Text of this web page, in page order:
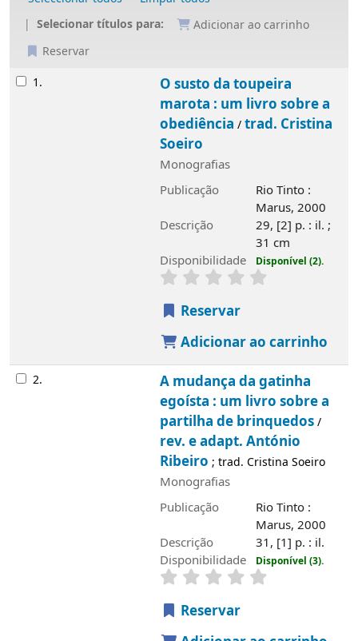
Selecionar títulos para:
Adicionar ao carrinho
Reservar
Resultados
1.
O susto da toupeira
marota : um livro sobre a
obediência /trad. Cristina
Soeiro
Monografias
Publicação
Rio Tinto :
Marus, 2000
Descrição
29, [2] p. : il. ;
31 cm
Disponibilidade
Disponível (2).
Reservar
Adicionar ao carrinho
2.
A mudança da gatinha
egoísta : um livro sobre a
partilha de brinquedos/
rev. e adapt. António
Ribeiro ; trad. Cristina Soeiro
Monografias
Publicação
Rio Tinto :
Marus, 2000
Descrição
31, [1] p. : il.
Disponibilidade
Disponível (3).
Reservar